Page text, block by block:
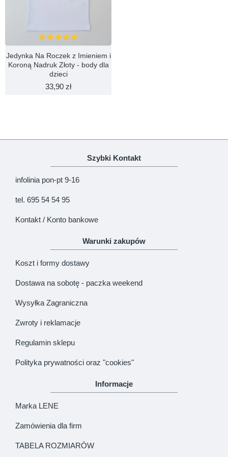
Jedynka Na Roczek z Imieniem i
Koroną Nadruk Złoty - body dla
dzieci
33,90 zł
Szybki Kontakt
infolinia pon-pt 9-16
tel. 695 54 54 95
Kontakt / Konto bankowe
Warunki zakupów
Koszt i formy dostawy
Dostawa na sobotę - paczka weekend
Wysyłka Zagraniczna
Zwroty i reklamacje
Regulamin sklepu
Polityka prywatności oraz "cookies"
Informacje
Marka LENE
Zamówienia dla firm
TABELA ROZMIARÓW